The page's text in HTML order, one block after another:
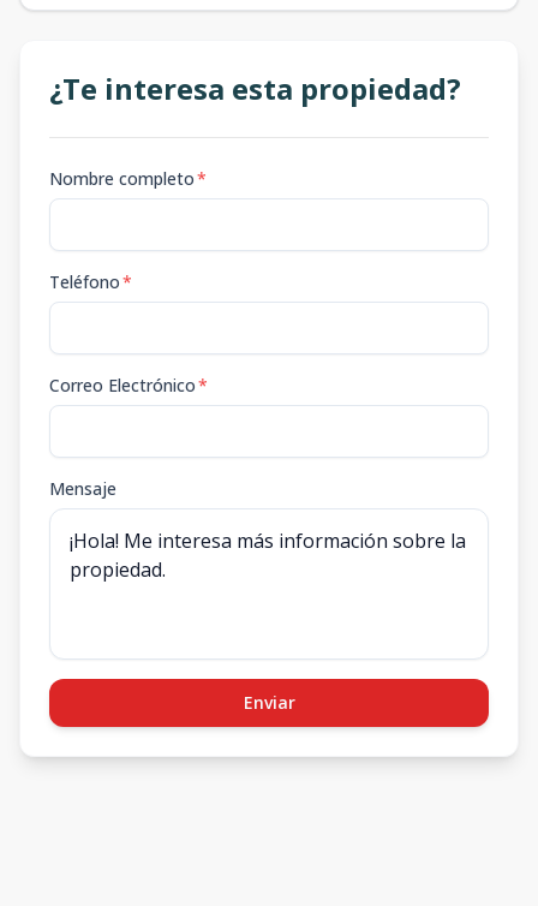
¿Te interesa esta propiedad?
Nombre completo*
Teléfono*
Correo Electrónico*
Mensaje
Enviar